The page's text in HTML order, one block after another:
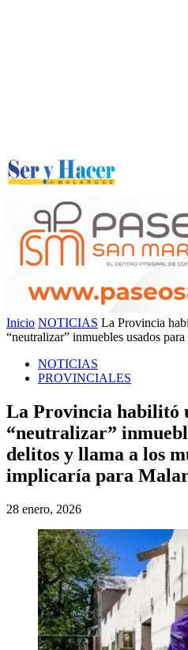
Inicio NOTICIAS La Provincia
“neutralizar” inmuebles usados
NOTICIAS
PROVINCIALES
La Provincia habilitó
“neutralizar”
delitos y llama a los
implicaría para
28 enero, 2026